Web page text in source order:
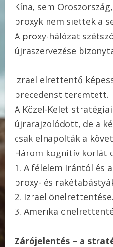
Kína, sem
proxyk nem siettek a
A proxy-hálózat
újraszervezése
Izrael elrettentő
precedenst teremtett.
A Közel-Kelet
újrarajzolódott, de a
csak elnapolták a
Három kognitív korlát
1. A félelem Irántól és
proxy- és
2. Izrael önelrettentése.
3. Amerika
Zárójelentés – a